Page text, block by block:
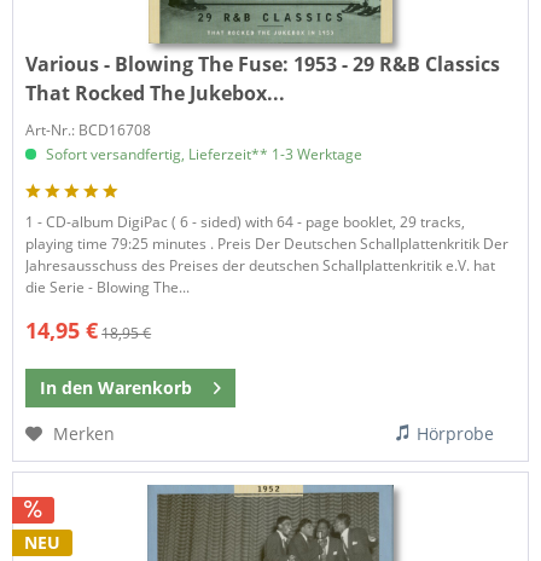
Various - Blowing The Fuse: 1953 - 29 R&B Classics
That Rocked The Jukebox...
Art-Nr.: BCD16708
Sofort versandfertig, Lieferzeit** 1-3 Werktage
1 - CD-album DigiPac ( 6 - sided) with 64 - page booklet, 29 tracks,
playing time 79:25 minutes . Preis Der Deutschen Schallplattenkritik Der
Jahresausschuss des Preises der deutschen Schallplattenkritik e.V. hat
die Serie - Blowing The...
14,95 €18,95 €
In den Warenkorb
Merken
Hörprobe
NEU